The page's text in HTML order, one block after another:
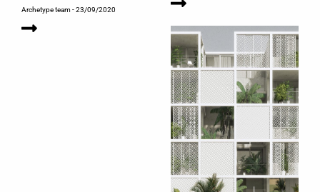
Archetype team- 23/09/2020